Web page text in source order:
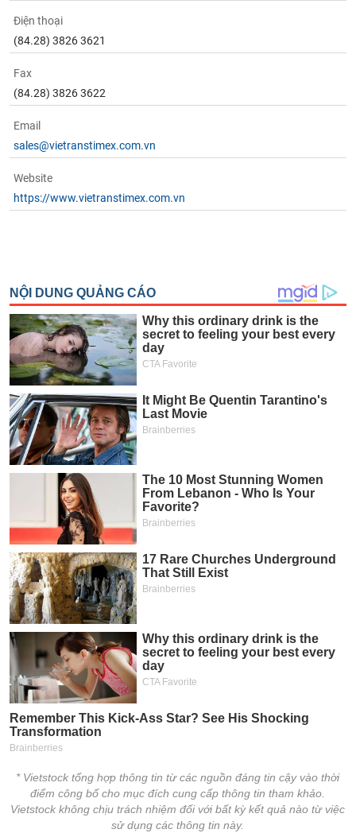
Điện thoại
(84.28) 3826 3621
Fax
(84.28) 3826 3622
Email
sales@vietranstimex.com.vn
Website
https://www.vietranstimex.com.vn
* Vietstock tổng hợp thông tin từ các nguồn đáng tin cậy vào thời
điểm công bố cho mục đích cung cấp thông tin tham khảo.
Vietstock không chịu trách nhiệm đối với bất kỳ kết quả nào từ việc
sử dụng các thông tin này.